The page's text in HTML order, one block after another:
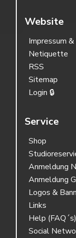
Website
Impressum
Netiquette
RSS
Sitemap
Login 🔒
Service
Shop
Anmeldung
Anmeldung
Logos &
Links
Help (FAQ´s)
Social